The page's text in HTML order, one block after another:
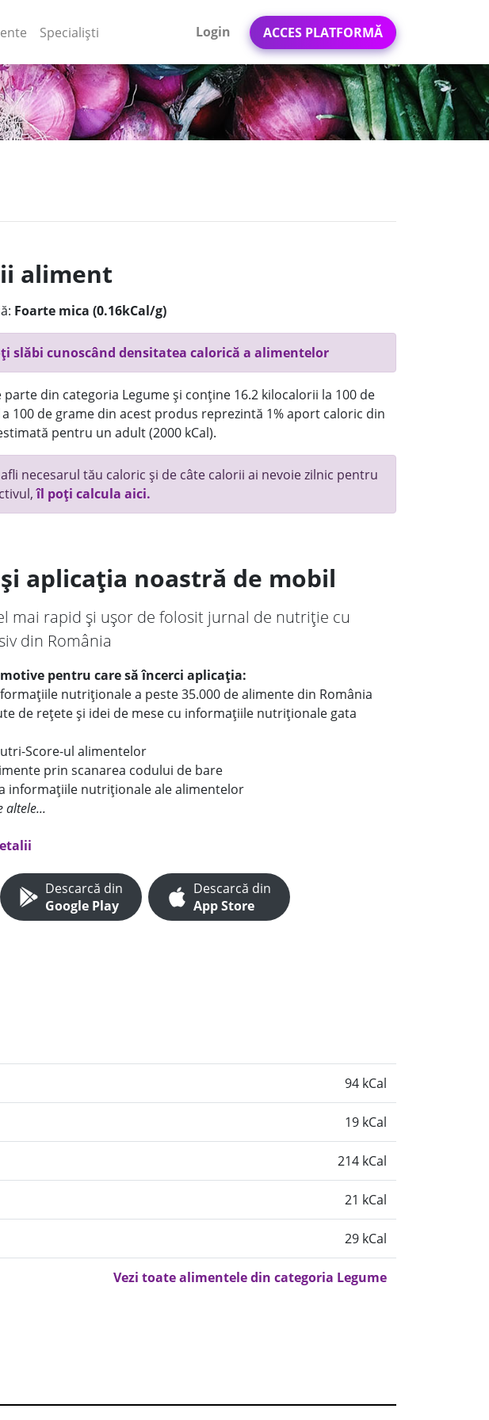
Specialiști Login ACCES PLATFORMĂ
aliment
Foarte mica (0.16kCal/g)
slăbi cunoscând densitatea calorică a alimentelor
parte din categoria Legume și conține 16.2 kilocalorii la 100 de
100 de grame din acest produs reprezintă 1% aport caloric din
pentru un adult (2000 kCal).
necesarul tău caloric și de câte calorii ai nevoie zilnic pentru
îl poți calcula aici.
aplicația noastră de mobil
mai rapid și ușor de folosit jurnal de nutriție cu
din România
pentru care să încerci aplicația:
nutriționale a peste 35.000 de alimente din România
de rețete și idei de mese cu informațiile nutriționale gata
Score-ul alimentelor
prin scanarea codului de bare
informațiile nutriționale ale alimentelor
altele...
Descarcă din
Google Play
Descarcă din
App Store
94 kCal
19 kCal
214 kCal
21 kCal
29 kCal
Vezi toate alimentele din categoria Legume